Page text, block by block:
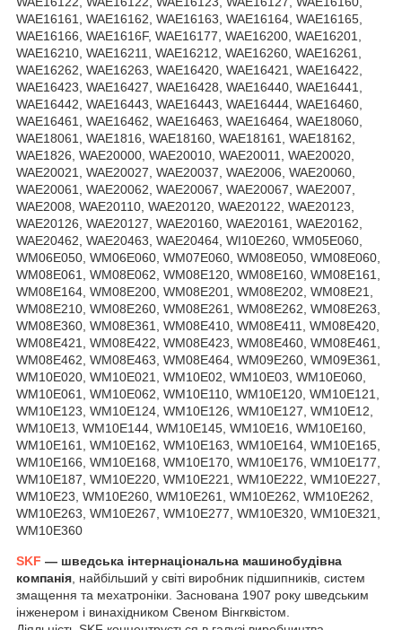
WAE16161, WAE16162, WAE16163, WAE16164, WAE16165,
WAE16166, WAE1616F, WAE16177, WAE16200, WAE16201,
WAE16210, WAE16211, WAE16212, WAE16260, WAE16261,
WAE16262, WAE16263, WAE16420, WAE16421, WAE16422,
WAE16423, WAE16427, WAE16428, WAE16440, WAE16441,
WAE16442, WAE16443, WAE16443, WAE16444, WAE16460,
WAE16461, WAE16462, WAE16463, WAE16464, WAE18060,
WAE18061, WAE1816, WAE18160, WAE18161, WAE18162,
WAE1826, WAE20000, WAE20010, WAE20011, WAE20020,
WAE20021, WAE20027, WAE20037, WAE2006, WAE20060,
WAE20061, WAE20062, WAE20067, WAE20067, WAE2007,
WAE2008, WAE20110, WAE20120, WAE20122, WAE20123,
WAE20126, WAE20127, WAE20160, WAE20161, WAE20162,
WAE20462, WAE20463, WAE20464, WI10E260, WM05E060,
WM06E050, WM06E060, WM07E060, WM08E050, WM08E060,
WM08E061, WM08E062, WM08E120, WM08E160, WM08E161,
WM08E164, WM08E200, WM08E201, WM08E202, WM08E21,
WM08E210, WM08E260, WM08E261, WM08E262, WM08E263,
WM08E360, WM08E361, WM08E410, WM08E411, WM08E420,
WM08E421, WM08E422, WM08E423, WM08E460, WM08E461,
WM08E462, WM08E463, WM08E464, WM09E260, WM09E361,
WM10E020, WM10E021, WM10E02, WM10E03, WM10E060,
WM10E061, WM10E062, WM10E110, WM10E120, WM10E121,
WM10E123, WM10E124, WM10E126, WM10E127, WM10E12,
WM10E13, WM10E144, WM10E145, WM10E16, WM10E160,
WM10E161, WM10E162, WM10E163, WM10E164, WM10E165,
WM10E166, WM10E168, WM10E170, WM10E176, WM10E177,
WM10E187, WM10E220, WM10E221, WM10E222, WM10E227,
WM10E23, WM10E260, WM10E261, WM10E262, WM10E262,
WM10E263, WM10E267, WM10E277, WM10E320, WM10E321,
WM10E360
SKF — шведська інтернаціональна машинобудівна
компанія, найбільший у світі виробник підшипників, систем
змащення та мехатроніки. Заснована 1907 року шведським
інженером і винахідником Свеном Вінгквістом.